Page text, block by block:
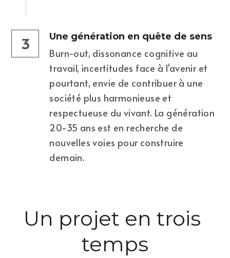
3 Une génération en quête de sens
Burn-out, dissonance cognitive au
travail, incertitudes face à l'avenir et
pourtant, envie de contribuer à une
société plus harmonieuse et
respectueuse du vivant. La génération
20-35 ans est en recherche de
nouvelles voies pour construire
demain.
Un projet en trois
temps